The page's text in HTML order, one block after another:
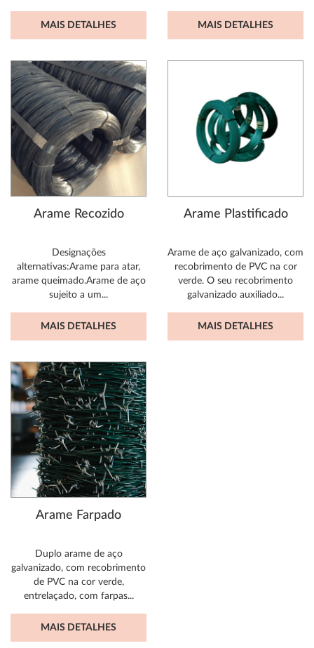
MAIS DETALHES MAIS DETALHES
Arame Recozido
Designações
alternativas:Arame para atar,
arame queimado.Arame de aço
sujeito a um...
MAIS DETALHES
Arame Plastificado
Arame de aço galvanizado, com
recobrimento de PVC na cor
verde. O seu recobrimento
galvanizado auxiliado...
MAIS DETALHES
Arame Farpado
Duplo arame de aço
galvanizado, com recobrimento
de PVC na cor verde,
entrelaçado, com farpas...
MAIS DETALHES